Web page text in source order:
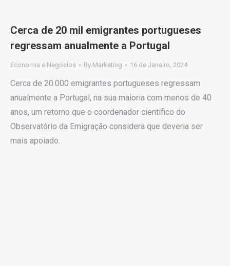
Cerca de 20 mil emigrantes portugueses
regressam anualmente a Portugal
Economia e Negócios By Marketing 16 de Janeiro, 2024
Cerca de 20.000 emigrantes portugueses regressam
anualmente a Portugal, na sua maioria com menos de 40
anos, um retorno que o coordenador científico do
Observatório da Emigração considera que deveria ser
mais apoiado.